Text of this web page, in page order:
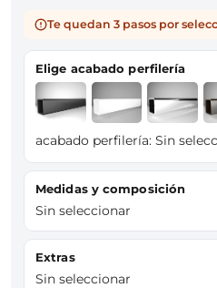
Te quedan 3 pasos por
Elige acabado perfilería
acabado perfilería: Sin
Medidas y composición
Sin seleccionar
Extras
Sin seleccionar